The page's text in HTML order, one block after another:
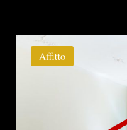
Affitto